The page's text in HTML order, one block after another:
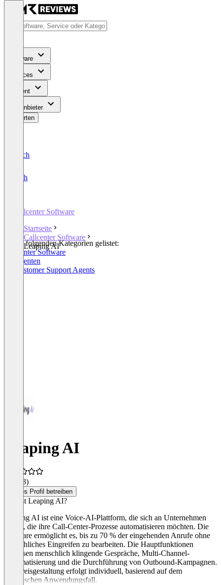
Software
Services
Content
Für Anbieter
Bewerten
Deutsch
English
Callcenter Software
Startseite
Callcenter Software
Leaping AI
In den folgenden Kategorien gelistet:
Callcenter Software
KI Agenten
AI Customer Support Agents
Leaping AI
(13)
Dieses Profil betreiben
Was ist Leaping AI?
Leaping AI ist eine Voice-AI-Plattform, die sich an Unternehmen
richtet, die ihre Call-Center-Prozesse automatisieren möchten. Die
Software ermöglicht es, bis zu 70 % der eingehenden Anrufe ohne
menschliches Eingreifen zu bearbeiten. Die Hauptfunktionen
umfassen menschlich klingende Gespräche, Multi-Channel-
Automatisierung und die Durchführung von Outbound-Kampagnen.
Die Preisgestaltung erfolgt individuell, basierend auf dem
spezifischen Anwendungsfall.